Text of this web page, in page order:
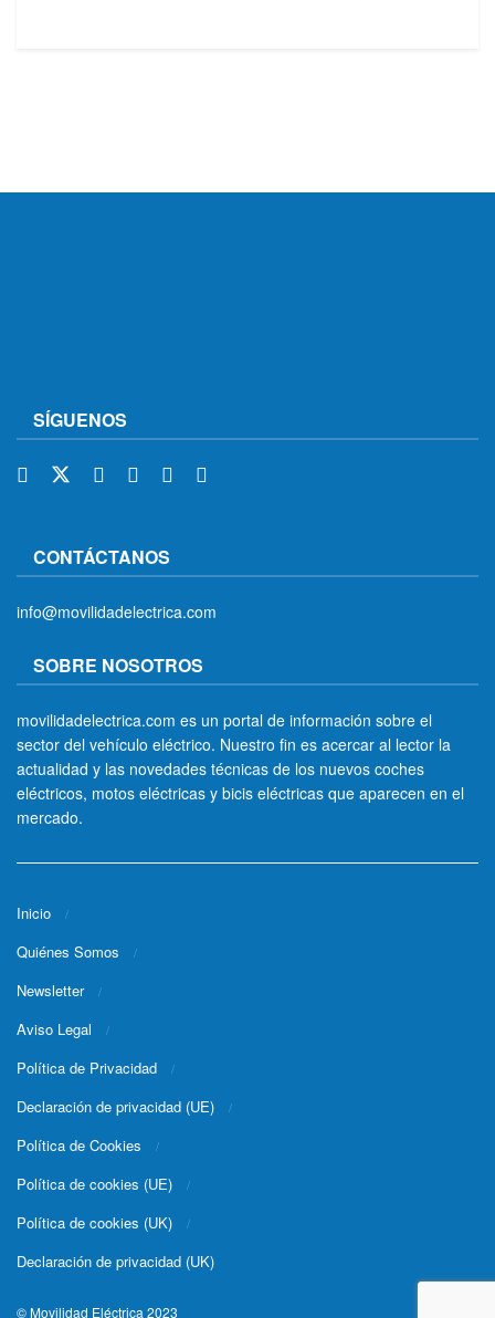
SÍGUENOS
CONTÁCTANOS
info@movilidadelectrica.com
SOBRE NOSOTROS
movilidadelectrica.com es un portal de información sobre el
sector del vehículo eléctrico. Nuestro fin es acercar al lector la
actualidad y las novedades técnicas de los nuevos coches
eléctricos, motos eléctricas y bicis eléctricas que aparecen en el
mercado.
Inicio
Quiénes Somos
Newsletter
Aviso Legal
Política de Privacidad
Declaración de privacidad (UE)
Política de Cookies
Política de cookies (UE)
Política de cookies (UK)
Declaración de privacidad (UK)
© Movilidad Eléctrica 2023